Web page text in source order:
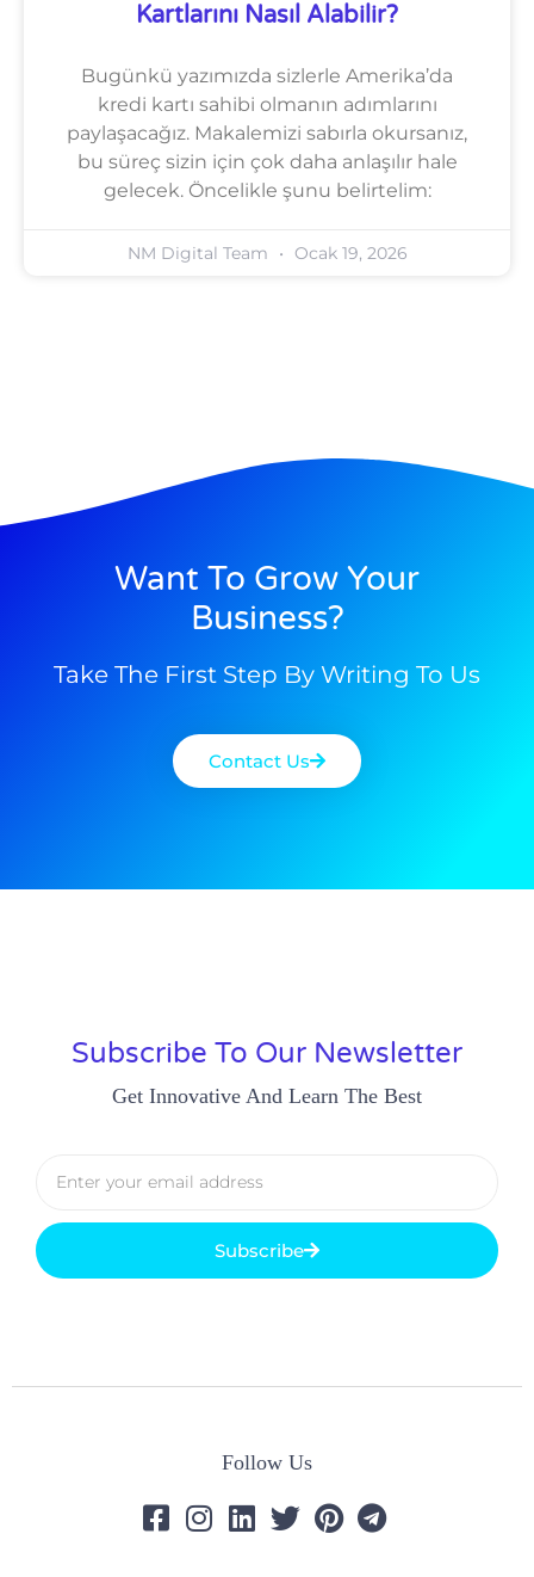
Kartlarını Nasıl Alabilir?
Bugünkü yazımızda sizlerle Amerika’da
kredi kartı sahibi olmanın adımlarını
paylaşacağız. Makalemizi sabırla okursanız,
bu süreç sizin için çok daha anlaşılır hale
gelecek. Öncelikle şunu belirtelim:
NM Digital Team Ocak 19, 2026
Want To Grow Your
Business?
Take The First Step By Writing To Us
Contact Us
Subscribe To Our Newsletter
Get Innovative And Learn The Best
Subscribe
Follow Us